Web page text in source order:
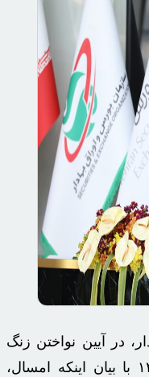
در آیین نواختن زنگ
آغاز معاملات بورس در سال ۱۴۰۴ با بیان اینکه امسال،